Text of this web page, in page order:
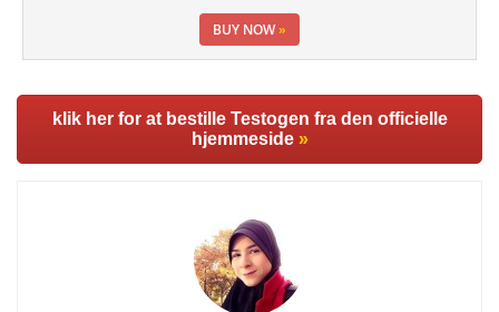
BUY NOW»
klik her for at bestille Testogen fra den officielle
hjemmeside »